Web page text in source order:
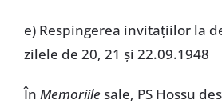
e) Respingerea invitațiilor la
zilele de 20, 21 și 22.09.1948
În Memoriilesale, PS Hossu